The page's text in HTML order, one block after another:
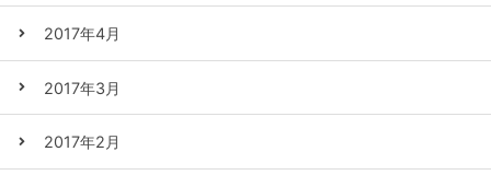
2017年4月
2017年3月
2017年2月